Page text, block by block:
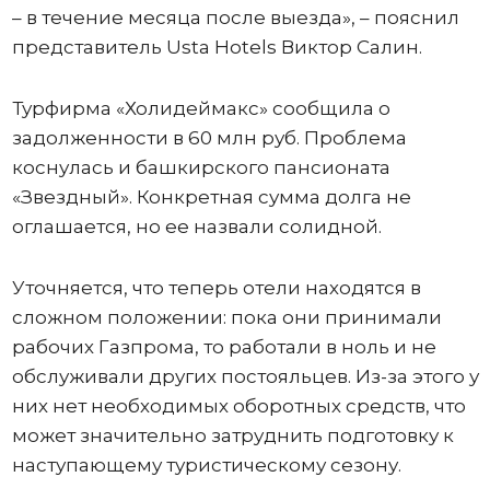
– в течение месяца после выезда», – пояснил
представитель Usta Hotels Виктор Салин.
Турфирма «Холидеймакс» сообщила о
задолженности в 60 млн руб. Проблема
коснулась и башкирского пансионата
«Звездный». Конкретная сумма долга не
оглашается, но ее назвали солидной.
Уточняется, что теперь отели находятся в
сложном положении: пока они принимали
рабочих Газпрома, то работали в ноль и не
обслуживали других постояльцев. Из-за этого у
них нет необходимых оборотных средств, что
может значительно затруднить подготовку к
наступающему туристическому сезону.